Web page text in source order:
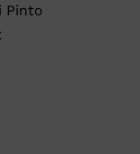
Pinto